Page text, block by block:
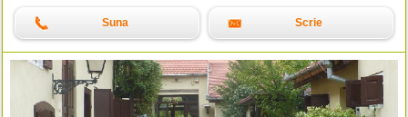
Suna Scrie